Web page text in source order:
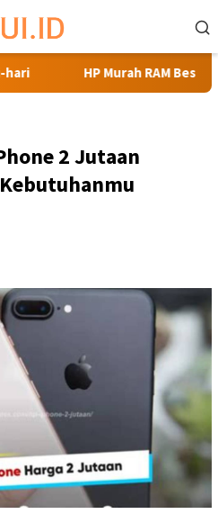
Murah RAM Besar: Pilihan
2 Jutaan